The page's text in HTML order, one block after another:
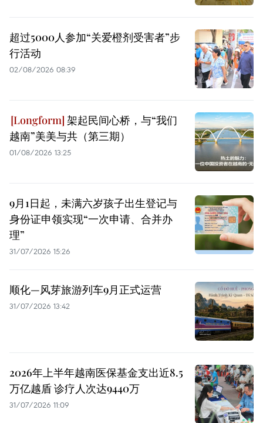
超过5000人参加“关爱橙剂受害者”步
行活动
02/08/2026 08:39
架起民间心桥，与“我们
越南”美美与共（第三期）
01/08/2026 13:25
9月1日起，未满六岁孩子出生登记与
身份证申领实现“一次申请、合并办
理”
31/07/2026 15:26
顺化—风芽旅游列车9月正式运营
31/07/2026 13:42
2026年上半年越南医保基金支出近8.5
万亿越盾 诊疗人次达9440万
31/07/2026 11:09